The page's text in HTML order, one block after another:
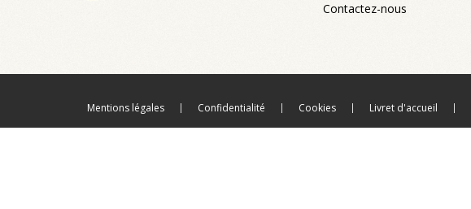
Contactez-nous
Mentions légales
Confidentialité Cookies Livret d'accueil